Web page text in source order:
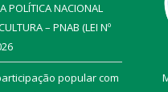
POLÍTICA NACIONAL
– PNAB (LEI Nº
popular com